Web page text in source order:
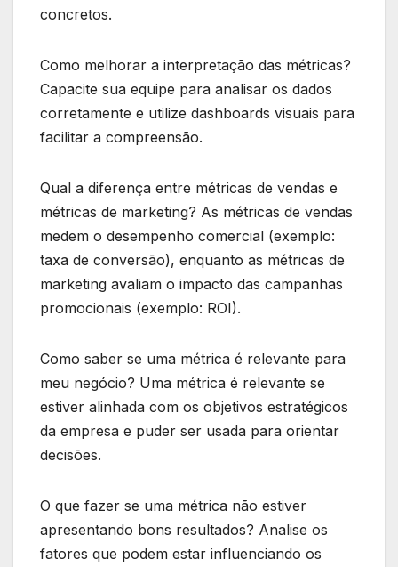
concretos.
Como melhorar a interpretação das métricas?
Capacite sua equipe para analisar os dados
corretamente e utilize dashboards visuais para
facilitar a compreensão.
Qual a diferença entre métricas de vendas e
métricas de marketing? As métricas de vendas
medem o desempenho comercial (exemplo:
taxa de conversão), enquanto as métricas de
marketing avaliam o impacto das campanhas
promocionais (exemplo: ROI).
Como saber se uma métrica é relevante para
meu negócio? Uma métrica é relevante se
estiver alinhada com os objetivos estratégicos
da empresa e puder ser usada para orientar
decisões.
O que fazer se uma métrica não estiver
apresentando bons resultados? Analise os
fatores que podem estar influenciando os